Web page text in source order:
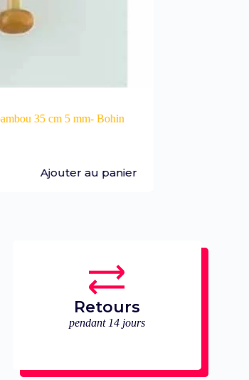
Aiguilles pour tisser longues Made By Me –
2,70 €
1,62€ HT
Retours
pendant 14 jours